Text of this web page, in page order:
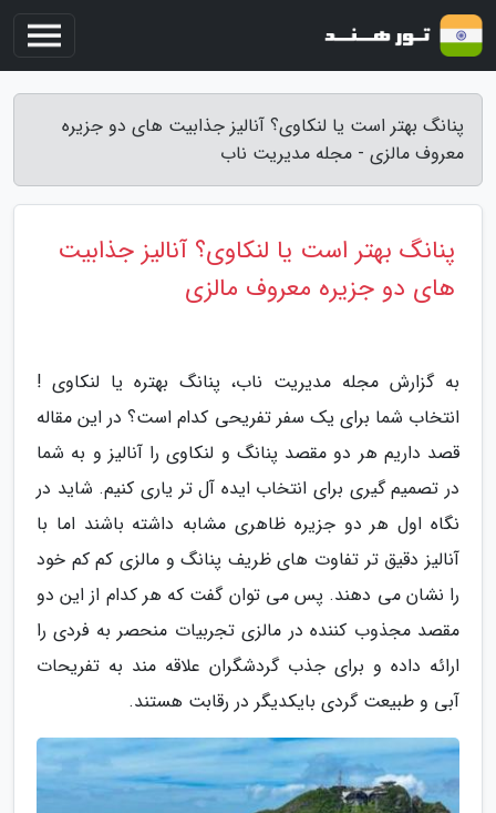
پنانگ بهتر است یا لنکاوی؟ آنالیز جذابیت های دو جزیره
معروف مالزی - مجله مدیریت ناب
پنانگ بهتر است یا لنکاوی؟ آنالیز جذابیت
های دو جزیره معروف مالزی
به گزارش مجله مدیریت ناب، پنانگ بهتره یا لنکاوی !
انتخاب شما برای یک سفر تفریحی کدام است؟ در این مقاله
قصد داریم هر دو مقصد پنانگ و لنکاوی را آنالیز و به شما
در تصمیم گیری برای انتخاب ایده آل تر یاری کنیم. شاید در
نگاه اول هر دو جزیره ظاهری مشابه داشته باشند اما با
آنالیز دقیق تر تفاوت های ظریف پنانگ و مالزی کم کم خود
را نشان می دهند. پس می توان گفت که هر کدام از این دو
مقصد مجذوب کننده در مالزی تجربیات منحصر به فردی را
ارائه داده و برای جذب گردشگران علاقه مند به تفریحات
آبی و طبیعت گردی بایکدیگر در رقابت هستند.